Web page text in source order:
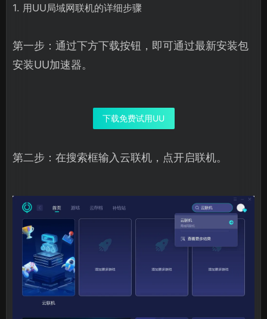
1. 用UU局域网联机的详细步骤
第一步：通过下方下载按钮，即可通过最新安装包
安装UU加速器。
下载免费试用UU
第二步：在搜索框输入云联机，点开启联机。